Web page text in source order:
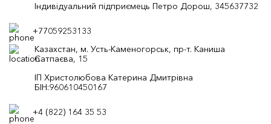
Індивідуальний підприємець Петро Дорош, 345637732
+77059253133
Казахстан, м. Усть-Каменогорськ, пр-т. Каниша
Сатпаєва, 15
ІП Христолюбова Катерина Дмитрівна
БІН:960610450167
+4 (822) 164 35 53